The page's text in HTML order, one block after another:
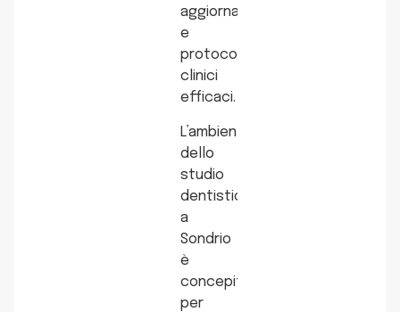
aggiornate
e
protocolli
clinici
efficaci.
L’ambiente
dello
studio
dentistico
a
Sondrio
è
concepito
per